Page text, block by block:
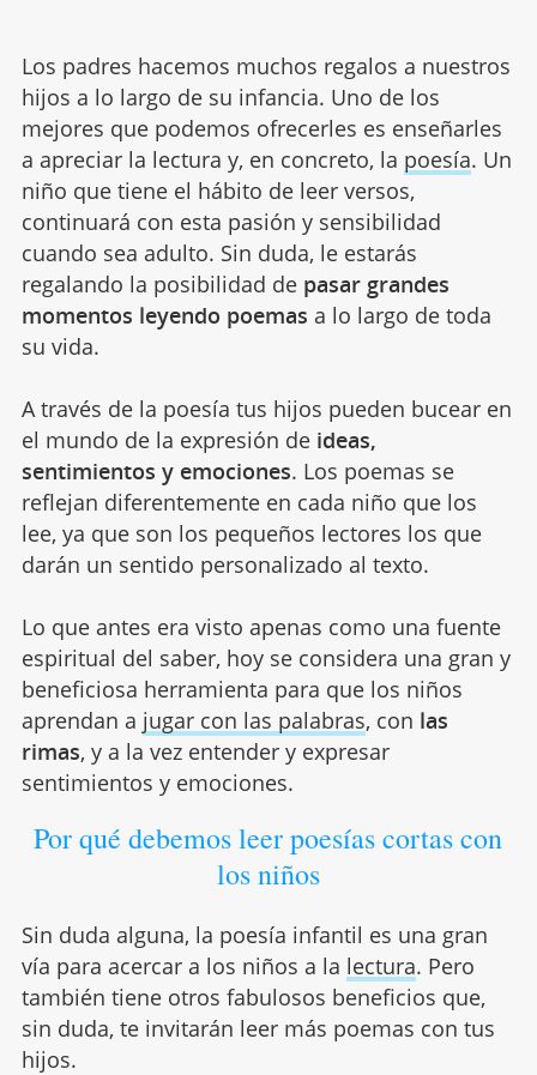
Los padres hacemos muchos regalos a nuestros
hijos a lo largo de su infancia. Uno de los
mejores que podemos ofrecerles es enseñarles
a apreciar la lectura y, en concreto, la poesía. Un
niño que tiene el hábito de leer versos,
continuará con esta pasión y sensibilidad
cuando sea adulto. Sin duda, le estarás
regalando la posibilidad de pasar grandes
momentos leyendo poemas a lo largo de toda
su vida.
A través de la poesía tus hijos pueden bucear en
el mundo de la expresión deideas,
sentimientos y emociones. Los poemas se
reflejan diferentemente en cada niño que los
lee, ya que son los pequeños lectores los que
darán un sentido personalizado al texto.
Lo que antes era visto apenas como una fuente
espiritual del saber, hoy se considera una gran y
beneficiosa herramienta para que los niños
aprendan a jugar con las palabras, con las
rimas, y a la vez entender y expresar
sentimientos y emociones.
Por qué debemos leer poesías cortas con
los niños
Sin duda alguna, la poesía infantil es una gran
vía para acercar a los niños a la lectura. Pero
también tiene otros fabulosos beneficios que,
sin duda, te invitarán leer más poemas con tus
hijos.